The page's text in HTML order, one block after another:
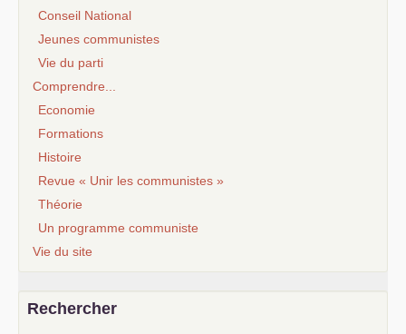
Conseil National
Jeunes communistes
Vie du parti
Comprendre...
Economie
Formations
Histoire
Revue « Unir les communistes »
Théorie
Un programme communiste
Vie du site
Rechercher